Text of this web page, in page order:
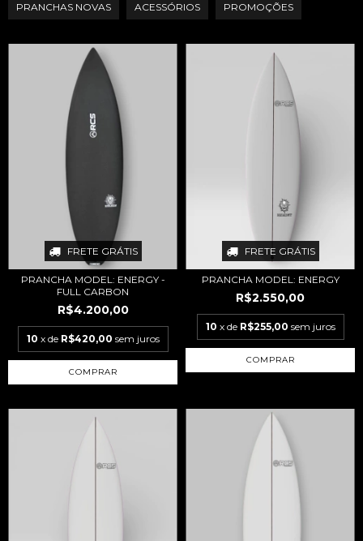
PRANCHAS NOVAS ACESSÓRIOS PROMOÇÕES
FRETE GRÁTIS
PRANCHA MODEL: ENERGY -
FULL CARBON
R$4.200,00
10 x de R$420,00 sem juros
COMPRAR
FRETE GRÁTIS
PRANCHA MODEL: ENERGY
R$2.550,00
10 x de R$255,00 sem juros
COMPRAR